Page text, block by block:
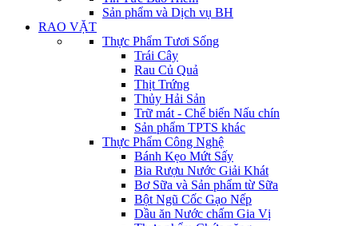
Sản phẩm và Dịch vụ BH
RAO VẶT
Thực Phẩm Tươi Sống
Trái Cây
Rau Củ Quả
Thịt Trứng
Thủy Hải Sản
Trữ mát - Chế biến Nấu chín
Sản phẩm TPTS khác
Thực Phẩm Công Nghệ
Bánh Kẹo Mứt Sấy
Bia Rượu Nước Giải Khát
Bơ Sữa và Sản phẩm từ Sữa
Bột Ngũ Cốc Gạo Nếp
Dầu ăn Nước chấm Gia Vị